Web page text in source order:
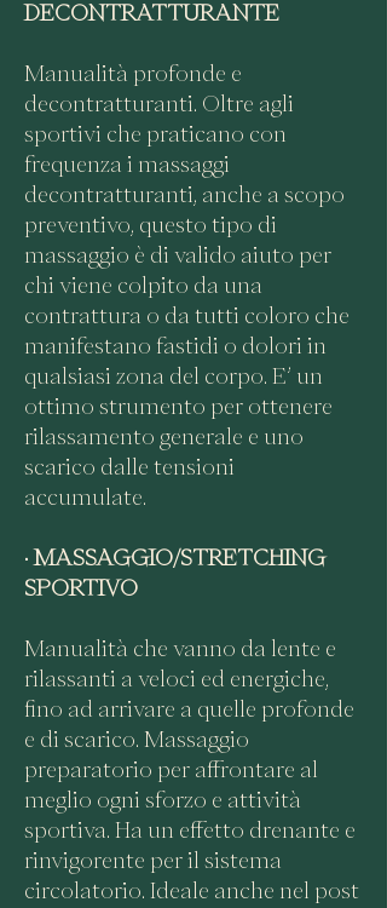
DECONTRATTURANTE
Manualità profonde e
decontratturanti. Oltre agli
sportivi che praticano con
frequenza i massaggi
decontratturanti, anche a scopo
preventivo, questo tipo di
massaggio è di valido aiuto per
chi viene colpito da una
contrattura o da tutti coloro che
manifestano fastidi o dolori in
qualsiasi zona del corpo. E’ un
ottimo strumento per ottenere
rilassamento generale e uno
scarico dalle tensioni
accumulate.
•MASSAGGIO/STRETCHING
SPORTIVO
Manualità che vanno da lente e
rilassanti a veloci ed energiche,
fino ad arrivare a quelle profonde
e di scarico. Massaggio
preparatorio per affrontare al
meglio ogni sforzo e attività
sportiva. Ha un effetto drenante e
rinvigorente per il sistema
circolatorio. Ideale anche nel post